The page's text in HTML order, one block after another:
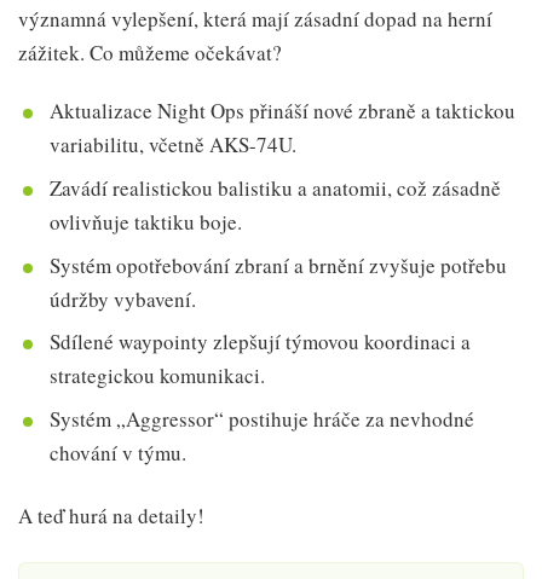
významná vylepšení, která mají zásadní dopad na herní
zážitek. Co můžeme očekávat?
Aktualizace Night Ops přináší nové zbraně a taktickou
variabilitu, včetně AKS-74U.
Zavádí realistickou balistiku a anatomii, což zásadně
ovlivňuje taktiku boje.
Systém opotřebování zbraní a brnění zvyšuje potřebu
údržby vybavení.
Sdílené waypointy zlepšují týmovou koordinaci a
strategickou komunikaci.
Systém „Aggressor“ postihuje hráče za nevhodné
chování v týmu.
A teď hurá na detaily!